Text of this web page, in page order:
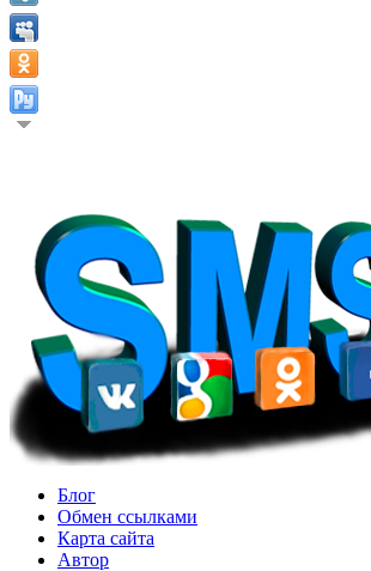
Блог
Обмен ссылками
Карта сайта
Автор